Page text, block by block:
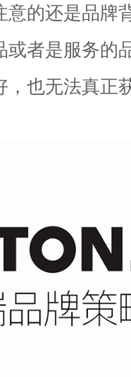
的还是品牌
或者是服务的
也无法真正